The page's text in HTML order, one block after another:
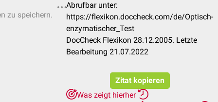
zu speichern.
Abrufbar unter:
https://flexikon.doccheck.com/de/Optisch-
enzymatischer_Test
DocCheck Flexikon 28.12.2005. Letzte
Bearbeitung 21.07.2022
Zitat kopieren
Was zeigt hierher